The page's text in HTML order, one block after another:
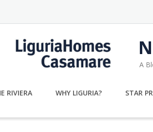
A
RIVIERA WHY LIGURIA? STAR